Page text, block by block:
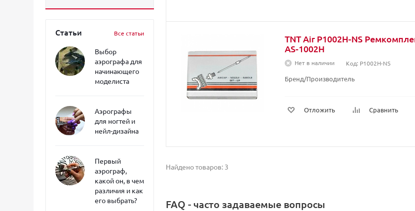
Статьи Все статьи
Выбор
аэрографа для
начинающего
моделиста
Аэрографы
для ногтей и
нейл-дизайна
Первый
аэрограф,
какой он, в чем
различия и как
его выбрать?
TNT Air P1002H-NS
AS-1002Н
Нет в наличии Код: P1002H-NS
Бренд/Производитель
Отложить Сравнить
Найдено товаров: 3
FAQ - часто задаваемые вопросы